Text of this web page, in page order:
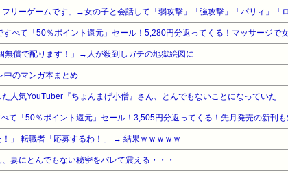
無償で配ります！」→人が殺到しガチの地獄絵図に
中のマンガ本まとめ
人気YouTuber『ちょんまげ小僧』さん、とんでもないことになっていた
」 転職者「応募するわ！」 → 結果ｗｗｗｗｗ
妻にとんでもない秘密をバレて震える・・・